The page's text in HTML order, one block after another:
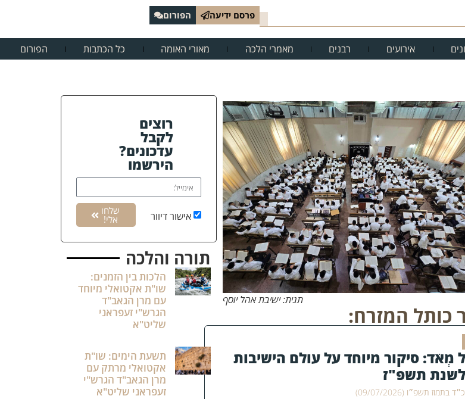
פרסם ידיעה הפורום
אירועים רבנים מאמרי הלכה מאורי האומה כל הכתבות הפורום
תגית: ישיבת אהל יוסף
כותל המזרח:
מְאֹד: סיקור מיוחד על עולם הישיבות
תשפ"ז
כ״ד בתמוז תשפ״ו (09/07/2026)
רוצים
לקבל
עדכונים?
הירשמו
אישור דיוור שלחו
אלי!
תורה והלכה
הלכות בין הזמנים:
שו"ת אקטואלי מיוחד
עם מרן הגאב"ד
הגרש"י זעפראני
שליט"א
תשעת הימים: שו"ת
אקטואלי מרתק עם
מרן הגאב"ד הגרש"י
זעפראני שליט"א